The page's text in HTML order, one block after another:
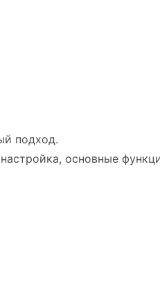
подход.
основные